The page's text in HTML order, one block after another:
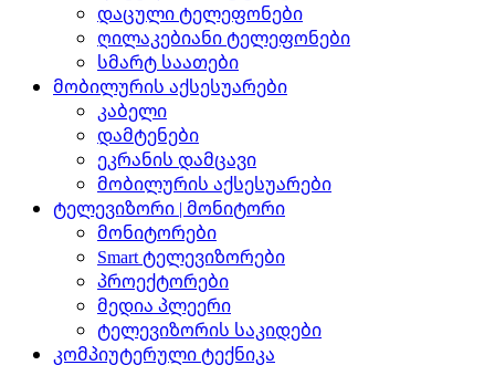
დაცული ტელეფონები
ღილაკებიანი ტელეფონები
სმარტ საათები
მობილურის აქსესუარები
კაბელი
დამტენები
ეკრანის დამცავი
მობილურის აქსესუარები
ტელევიზორი | მონიტორი
მონიტორები
Smart ტელევიზორები
პროექტორები
მედია პლეერი
ტელევიზორის საკიდები
კომპიუტერული ტექნიკა